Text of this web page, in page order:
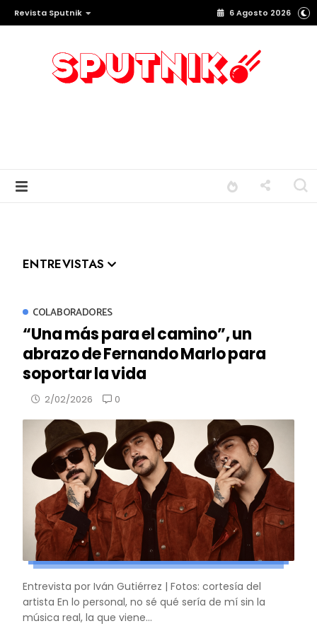
Revista Sputnik 6 Agosto 2026
ENTREVISTAS
COLABORADORES
“Una más para el camino”, un
abrazo de Fernando Marlo para
soportar la vida
2/02/2026 0
Entrevista por Iván Gutiérrez | Fotos: cortesía del
artista En lo personal, no sé qué sería de mí sin la
música real, la que viene...